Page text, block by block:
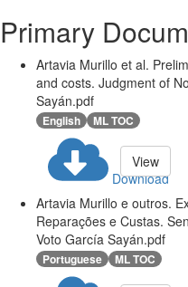
Primary
Artavia Murillo et al.
and costs. Judgment of
Sayán.pdf
English ML TOC
Download
View
Artavia Murillo e outros.
Reparações e Custas.
Voto García Sayán.pdf
Portuguese ML TOC